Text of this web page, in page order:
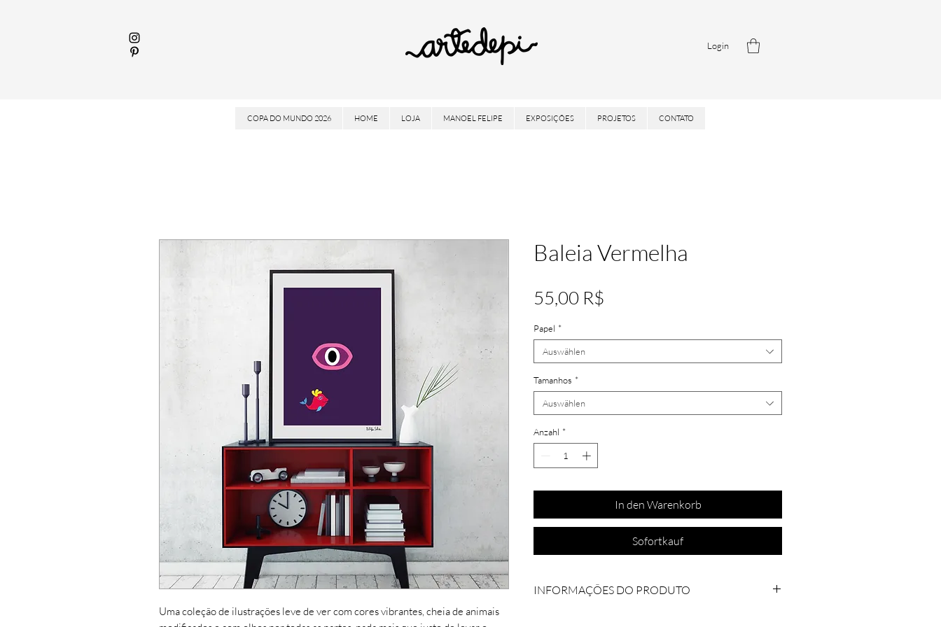
Login
COPA DO MUNDO 2026 HOME LOJA MANOEL FELIPE EXPOSIÇÕES PROJETOS CONTATO
Uma coleção de ilustrações leve de ver com cores vibrantes, cheia de animais
Baleia Vermelha
55,00 R$
Papel *
Auswählen
Tamanhos *
Auswählen
Anzahl *
In den Warenkorb
Sofortkauf
INFORMAÇÕES DO PRODUTO